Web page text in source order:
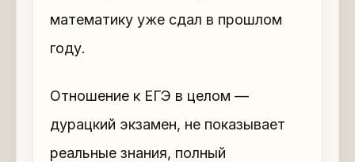
математику уже сдал в прошлом
году.
Отношение к ЕГЭ в целом —
дурацкий экзамен, не показывает
реальные знания, полный